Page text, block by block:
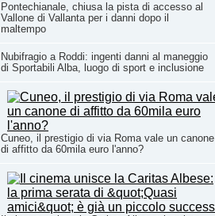
Pontechianale, chiusa la pista di accesso al
Vallone di Vallanta per i danni dopo il
maltempo
Nubifragio a Roddi: ingenti danni al maneggio
di Sportabili Alba, luogo di sport e inclusione
Cuneo, il prestigio di via Roma vale un canone
di affitto da 60mila euro l'anno?